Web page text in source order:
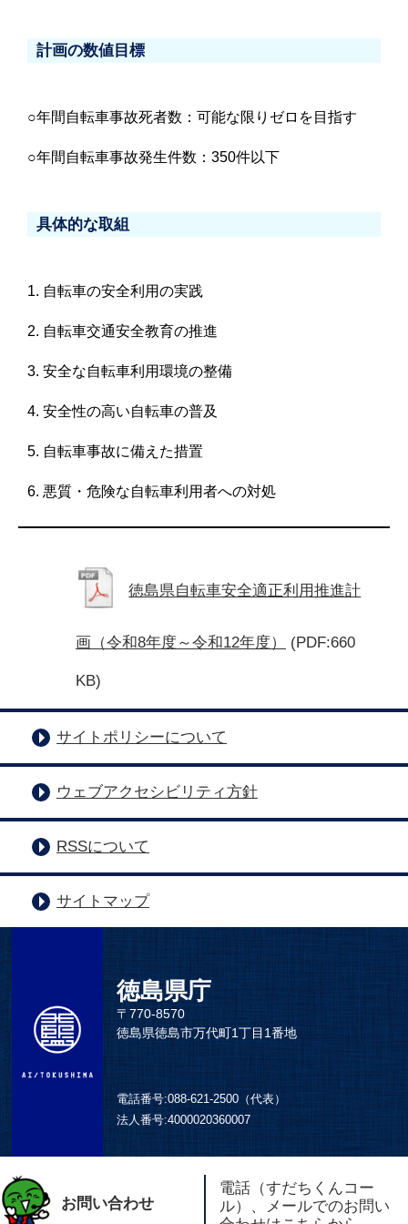
計画の数値目標
○年間自転車事故死者数：可能な限りゼロを目指す
○年間自転車事故発生件数：350件以下
具体的な取組
1. 自転車の安全利用の実践
2. 自転車交通安全教育の推進
3. 安全な自転車利用環境の整備
4. 安全性の高い自転車の普及
5. 自転車事故に備えた措置
6. 悪質・危険な自転車利用者への対処
徳島県自転車安全適正利用推進計
画（令和8年度～令和12年度） (PDF:660
KB)
サイトポリシーについて
ウェブアクセシビリティ方針
RSSについて
サイトマップ
徳島県庁
〒770-8570
徳島県徳島市万代町1丁目1番地
電話番号:088-621-2500（代表）
法人番号:4000020360007
お問い合わせ
電話（すだちくんコー
ル）、メールでのお問い